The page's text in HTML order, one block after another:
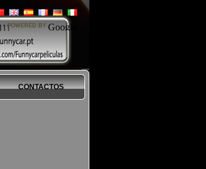
POWERED BY
CONTACTOS